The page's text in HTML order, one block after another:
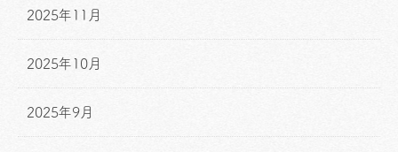
2025年11月
2025年10月
2025年9月